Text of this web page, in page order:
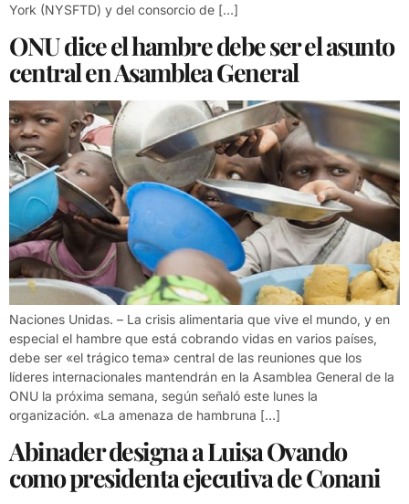
York (NYSFTD) y del consorcio de […]
ONU dice el hambre debe ser el asunto
central en Asamblea General
Naciones Unidas. – La crisis alimentaria que vive el mundo, y en
especial el hambre que está cobrando vidas en varios países,
debe ser «el trágico tema» central de las reuniones que los
líderes internacionales mantendrán en la Asamblea General de la
ONU la próxima semana, según señaló este lunes la
organización. «La amenaza de hambruna […]
Abinader designa a Luisa Ovando
como presidenta ejecutiva de Conani